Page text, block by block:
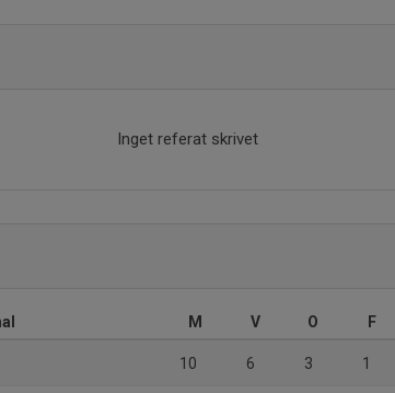
Inget referat skrivet
M V O F
10 6 3 1